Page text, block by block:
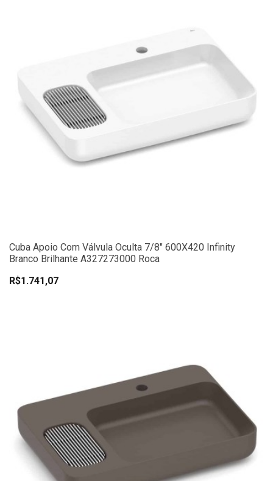
Cuba Apoio Com Válvula Oculta 7/8" 600X420 Infinity
Branco Brilhante A327273000 Roca
R$1.741,07